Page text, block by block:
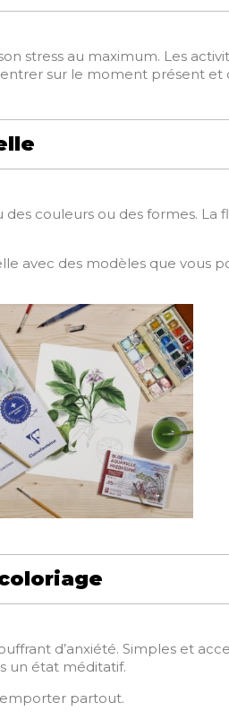
stress au maximum. Les
sur le moment présent et
couleurs ou des formes. La
avec des modèles que vous
d’anxiété. Simples et
un état méditatif.
partout.